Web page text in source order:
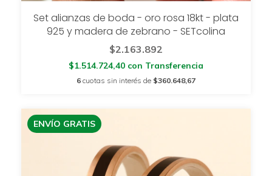
Set alianzas de boda - oro rosa 18kt - plata
925 y madera de zebrano - SETcolina
$2.163.892
$1.514.724,40 con Transferencia
6 cuotas sin interés de $360.648,67
ENVÍO GRATIS